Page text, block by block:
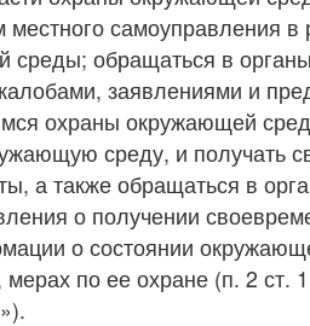
местного самоуправления
обращаться в
заявлениями и
охраны окружающей
среду, и получать
а также обращаться в
о получении
о состоянии
мерах по ее охране (п. 2 ст.